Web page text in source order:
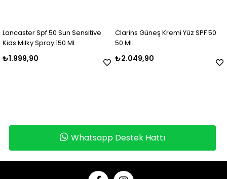
Lancaster Spf 50 Sun Sensitive
Kids Milky Spray 150 Ml
₺1.999,90
Clarins Güneş Kremi Yüz SPF 50
50 Ml
₺2.049,90
Whatsapp Destek Hattı